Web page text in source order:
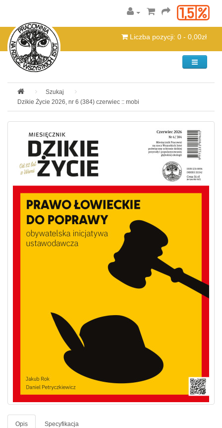
Liczba pozycji: 0 - 0,00zł
Kategorie
Szukaj
Dzikie Życie 2026, nr 6 (384) czerwiec :: mobi
Opis Specyfikacja